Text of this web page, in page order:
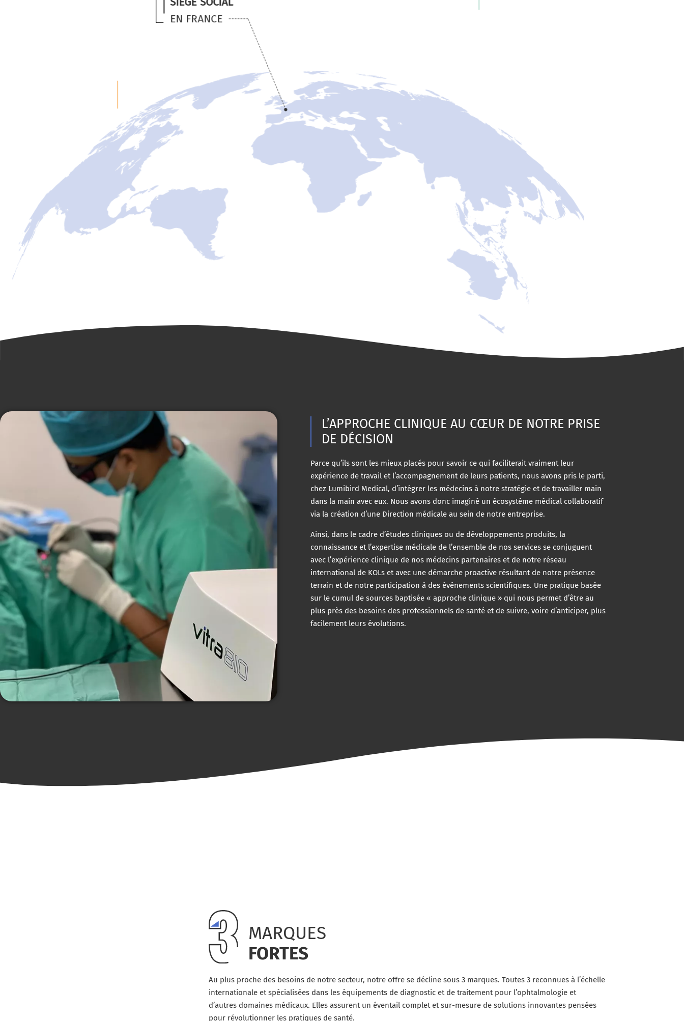
L’APPROCHE CLINIQUE AU CŒUR DE NOTRE PRISE
DE DÉCISION
Parce qu’ils sont les mieux placés pour savoir ce qui faciliterait vraiment leur
expérience de travail et l’accompagnement de leurs patients, nous avons pris le parti,
chez Lumibird Medical, d’intégrer les médecins à notre stratégie et de travailler main
dans la main avec eux. Nous avons donc imaginé un écosystème médical collaboratif
via la création d’une Direction médicale au sein de notre entreprise.
Ainsi, dans le cadre d’études cliniques ou de développements produits, la
connaissance et l’expertise médicale de l’ensemble de nos services se conjuguent
avec l’expérience clinique de nos médecins partenaires et de notre réseau
international de KOLs et avec une démarche proactive résultant de notre présence
terrain et de notre participation à des évènements scientifiques. Une pratique basée
sur le cumul de sources baptisée « approche clinique » qui nous permet d’être au
plus près des besoins des professionnels de santé et de suivre, voire d’anticiper, plus
facilement leurs évolutions.
MARQUES
FORTES
Au plus proche des besoins de notre secteur, notre offre se décline sous 3 marques. Toutes 3 reconnues à l’échelle
internationale et spécialisées dans les équipements de diagnostic et de traitement pour l’ophtalmologie et
d’autres domaines médicaux. Elles assurent un éventail complet et sur-mesure de solutions innovantes pensées
pour révolutionner les pratiques de santé.